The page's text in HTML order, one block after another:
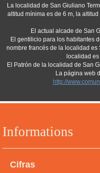
Informations
Cifras
La localidad de San Giuliano
altitud mínima es de 6 m, la
El actual alcade de San
El gentilicio para los habitantes
nombre francés de la localidad
localidad
El Patrón de la localidad de San
La página web
http://